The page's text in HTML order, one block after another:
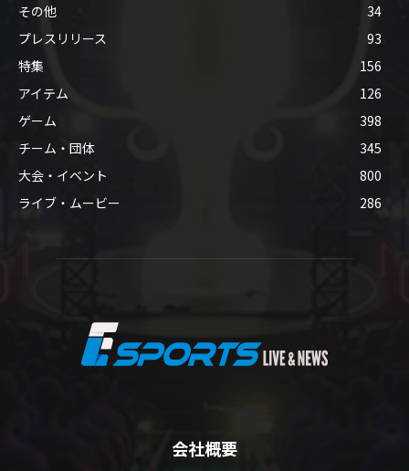
その他
34
プレスリリース
93
特集
156
アイテム
126
ゲーム
398
チーム・団体
345
大会・イベント
800
ライブ・ムービー
286
会社概要